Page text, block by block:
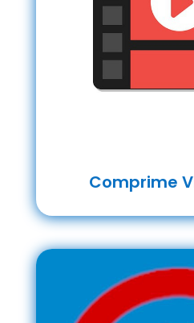
Comprime